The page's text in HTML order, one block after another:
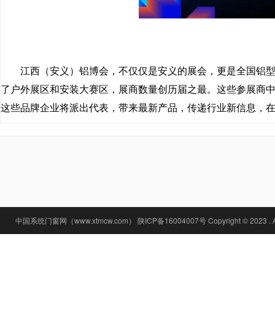
江西（安义）铝博会，不仅仅是安义的展会，更是全国铝
了户外展区和安装大赛区，展商数量创历届之最。这些参展
这些品牌企业将派出代表，带来最新产品，传递行业新信息，
专注铝合金门窗 & 系统门窗服务平台免费提供信息收录、发布、分
中国系统门窗网（www.xtmcw.com） 陕ICP备16004007号Copyright © 2023 .